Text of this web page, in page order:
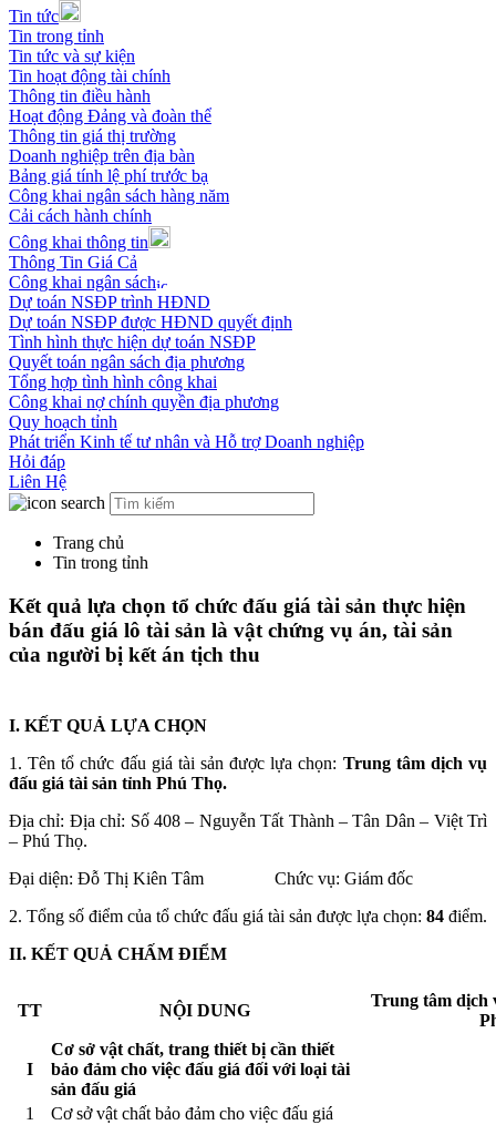
Tin tức
Tin trong tỉnh
Tin tức và sự kiện
Tin hoạt động tài chính
Thông tin điều hành
Hoạt động Đảng và đoàn thể
Thông tin giá thị trường
Doanh nghiệp trên địa bàn
Bảng giá tính lệ phí trước bạ
Công khai ngân sách hàng năm
Cải cách hành chính
Công khai thông tin
Thông Tin Giá Cả
Công khai ngân sách
Dự toán NSĐP trình HĐND
Dự toán NSĐP được HĐND quyết định
Tình hình thực hiện dự toán NSĐP
Quyết toán ngân sách địa phương
Tổng hợp tình hình công khai
Công khai nợ chính quyền địa phương
Quy hoạch tỉnh
Phát triển Kinh tế tư nhân và Hỗ trợ Doanh nghiệp
Hỏi đáp
Liên Hệ
Trang chủ
Tin trong tỉnh
Kết quả lựa chọn tổ chức đấu giá tài sản thực hiện
bán đấu giá lô tài sản là vật chứng vụ án, tài sản
của người bị kết án tịch thu
I. KẾT QUẢ LỰA CHỌN
1. Tên tổ chức đấu giá tài sản được lựa chọn: Trung tâm dịch vụ
đấu giá tài sản tỉnh Phú Thọ.
Địa chỉ: Địa chỉ: Số 408 – Nguyễn Tất Thành – Tân Dân – Việt Trì
– Phú Thọ.
Đại diện: Đỗ Thị Kiên Tâm Chức vụ: Giám đốc
2. Tổng số điểm của tổ chức đấu giá tài sản được lựa chọn: 84 điểm.
II. KẾT QUẢ CHẤM ĐIỂM
TT NỘI DUNG
Trung tâm dịch
I
Cơ sở vật chất, trang thiết bị cần thiết
bảo đảm cho việc đấu giá đối với loại tài
sản đấu giá
1
Cơ sở vật chất bảo đảm cho việc đấu giá